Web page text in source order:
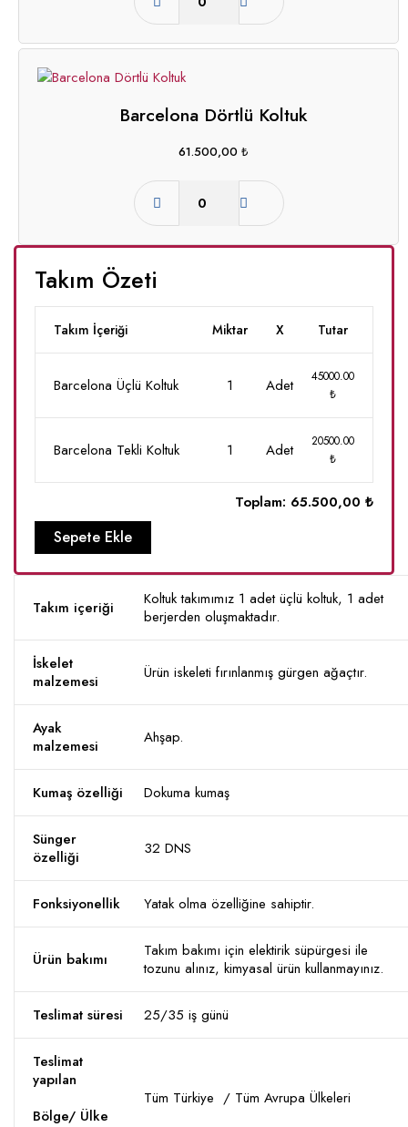
Barcelona Dörtlü Koltuk
61.500,00 ₺
Takım Özeti
Takım İçeriği Miktar X Tutar
Barcelona Üçlü Koltuk 1 Adet
45000.00
₺
Barcelona Tekli Koltuk 1 Adet
20500.00
₺
Toplam: 65.500,00 ₺
Sepete Ekle
Takım içeriği
Koltuk takımımız 1 adet üçlü koltuk, 1 adet
berjerden oluşmaktadır.
İskelet
malzemesi
Ürün iskeleti fırınlanmış gürgen ağaçtır.
Ayak
malzemesi
Ahşap.
Kumaş özelliği Dokuma kumaş
Sünger
özelliği
32 DNS
Fonksiyonellik Yatak olma özelliğine sahiptir.
Ürün bakımı
Takım bakımı için elektirik süpürgesi ile
tozunu alınız, kimyasal ürün kullanmayınız.
Teslimat süresi 25/35 iş günü
Teslimat
yapılan
Bölge/ Ülke
Tüm Türkiye / Tüm Avrupa Ülkeleri